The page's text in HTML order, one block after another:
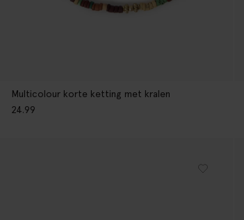
Multicolour korte ketting met kralen
24.99